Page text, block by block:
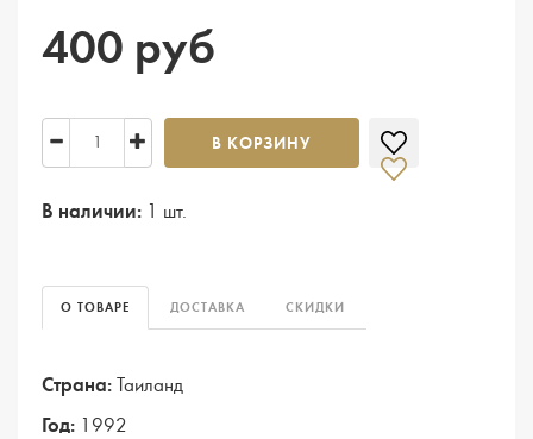
400 руб
В КОРЗИНУ
В наличии: 1 шт.
О ТОВАРЕ ДОСТАВКА СКИДКИ
Страна: Таиланд
Год: 1992